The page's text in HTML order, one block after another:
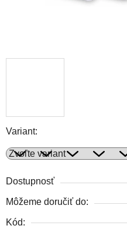
Variant:
Dostupnosť
Môžeme doručiť do:
Kód: